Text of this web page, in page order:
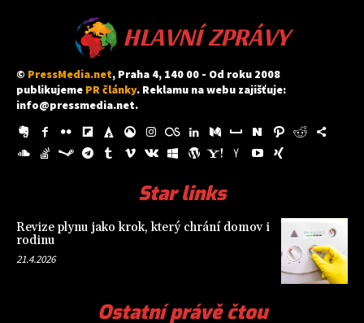
HLAVNÍ ZPRÁVY
© PressMedia.net, Praha 4, 140 00 - Od roku 2008
publikujeme PR články. Reklamu na webu zajišťuje:
info@pressmedia.net.
Star links
Revize plynu jako krok, který chrání domov i
rodinu
21.4.2026
Ostatní právě čtou